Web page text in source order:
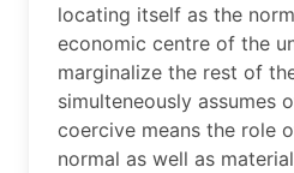
locating itself as the
economic centre of the
marginalize the rest of
simulteneously assumes
coercive means the role
normal as well as